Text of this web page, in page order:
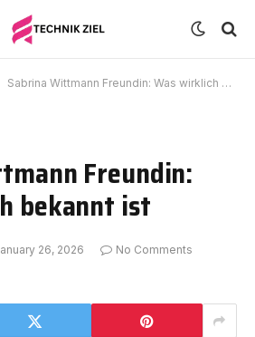
Sabrina Wittmann Freundin: Was wirklich bekannt ist
Freundin:
bekannt ist
26, 2026
No Comments